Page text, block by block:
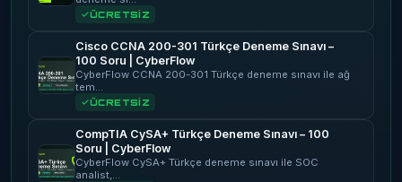
ÜCRETSİZ
Cisco CCNA 200-301 Türkçe Deneme Sınavı –
100 Soru | CyberFlow
CyberFlow CCNA 200-301 Türkçe deneme sınavı ile ağ
tem…
ÜCRETSİZ
CompTIA CySA+ Türkçe Deneme Sınavı – 100
Soru | CyberFlow
CyberFlow CySA+ Türkçe deneme sınavı ile SOC
analist,…